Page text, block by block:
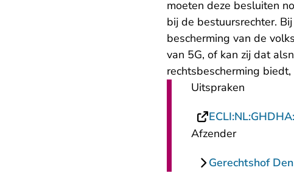
moeten deze besluiten
bij de bestuursrechter.
bescherming van de
van 5G, of kan zij dat
rechtsbescherming
Uitspraken
Afzender
Gerechtshof